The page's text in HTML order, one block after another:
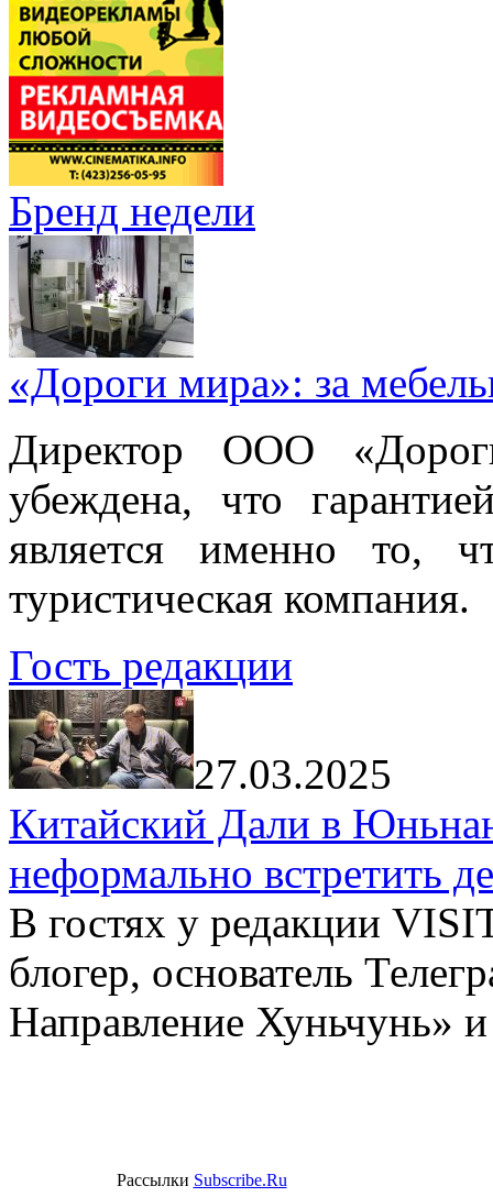
Бренд недели
«Дороги мира»: за
Директор ООО
убеждена, что
является именно то,
туристическая компания.
Гость редакции
27.03.2025
Китайский Дали в
неформально встретить
В гостях у редакции
блогер, основатель
Направление Хуньчунь»
Рассылки Subscribe.Ru